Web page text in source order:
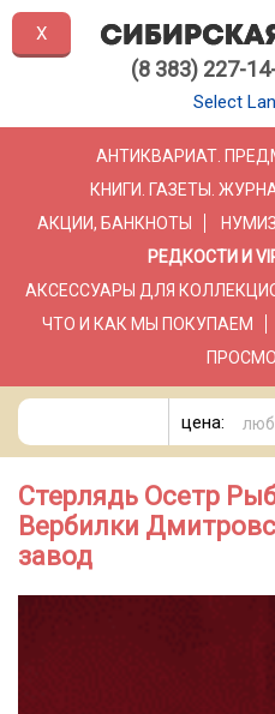
(8 383) 227-
Select
АНТИКВАРИАТ.
КНИГИ. ГАЗЕТЫ.
АКЦИИ, БАНКНОТЫ
РЕДКОСТИ И
АКСЕССУАРЫ ДЛЯ
ЧТО И КАК МЫ ПОКУПАЕМ
цена:
Стерлядь Осетр
Вербилки
завод
X